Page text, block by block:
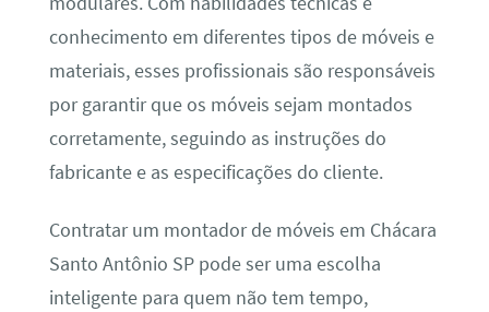
conhecimento em diferentes tipos de móveis e
materiais, esses profissionais são responsáveis
por garantir que os móveis sejam montados
corretamente, seguindo as instruções do
fabricante e as especificações do cliente.
Contratar um montador de móveis em Chácara
Santo Antônio SP pode ser uma escolha
inteligente para quem não tem tempo,